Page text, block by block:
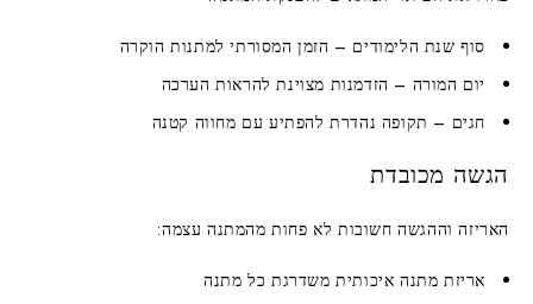
סוף שנת הלימודים – הזמן המסורתי למתנות הוקרה
יום המורה – הזדמנות מצוינת להראות הערכה
חגים – תקופה נהדרת להפתיע עם מחווה קטנה
הגשה מכובדת
האריזה וההגשה חשובות לא פחות מהמתנה עצמה:
אריזת מתנה איכותיתמשדרגת כל מתנה